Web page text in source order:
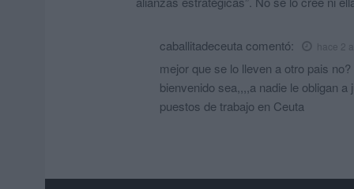
caballitadeceuta comentó: hace 2
mejor que se lo lleven a otro pais
bienvenido sea,,,,a nadie le obligan
puestos de trabajo en Ceuta